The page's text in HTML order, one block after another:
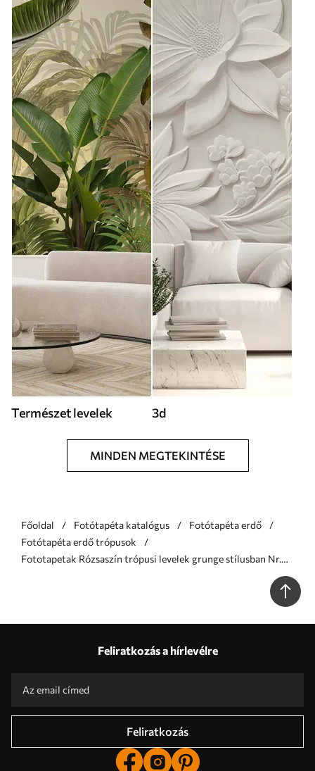
Természet levelek 3d
MINDEN MEGTEKINTÉSE
Főoldal Fotótapéta katalógus
Fotótapéta erdő
Fotótapéta erdő trópusok
Fototapetak Rózsaszín trópusi levelek grunge stílusban Nr.
Feliratkozás a hírlevélre
Feliratkozás